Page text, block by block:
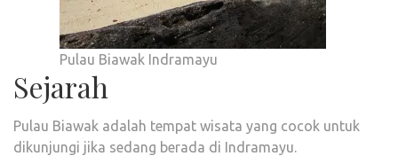
Pulau Biawak Indramayu
Sejarah
Pulau Biawak adalah tempat wisata yang cocok untuk
dikunjungi jika sedang berada di Indramayu.